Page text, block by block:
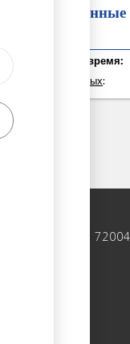
Общее время:
из которых:
122, 4-ый этаж,